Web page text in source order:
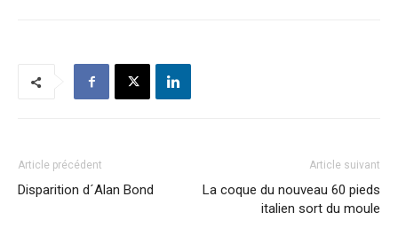
Article précédent
Disparition d´Alan Bond
Article suivant
La coque du nouveau 60 pieds
italien sort du moule